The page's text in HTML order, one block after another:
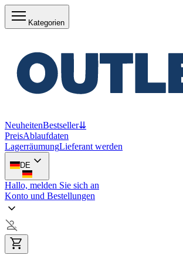
Kategorien
NeuheitenBestseller⇊
PreisAblaufdaten
LagerräumungLieferant werden
DE
Hallo, melden Sie sich an
Konto und Bestellungen